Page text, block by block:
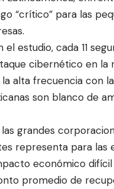
“crítico” para las
el estudio, cada 11
cibernético en la
alta frecuencia con
son blanco de
grandes
representa para las
económico
promedio de